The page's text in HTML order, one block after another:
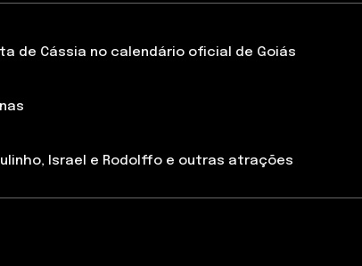
de Cássia no calendário oficial de Goiás
Israel e Rodolffo e outras atrações